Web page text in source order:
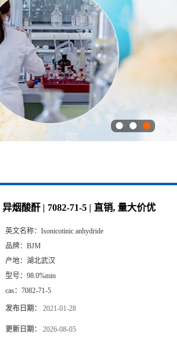
异烟酸酐 | 7082-71-5 | 直销, 量大价优
英文名称： Isonicotinic anhydride
品牌： BJM
产地： 湖北武汉
型号： 98.0%min
cas： 7082-71-5
发布日期： 2021-01-28
更新日期： 2026-08-05